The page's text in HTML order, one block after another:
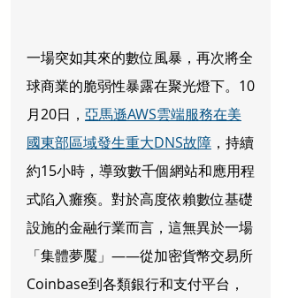
一場突如其來的數位風暴，再次將全
球商業的脆弱性暴露在聚光燈下。10
月20日， 亞馬遜AWS雲端服務在美
國東部區域發生重大DNS故障 ，持續
約15小時，導致數千個網站和應用程
式陷入癱瘓。對於高度依賴數位基礎
設施的金融行業而言，這無異於一場
「集體夢魘」——從加密貨幣交易所
Coinbase到各類銀行和支付平台，